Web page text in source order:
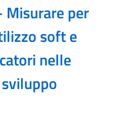
Misurare per
soft e
nelle